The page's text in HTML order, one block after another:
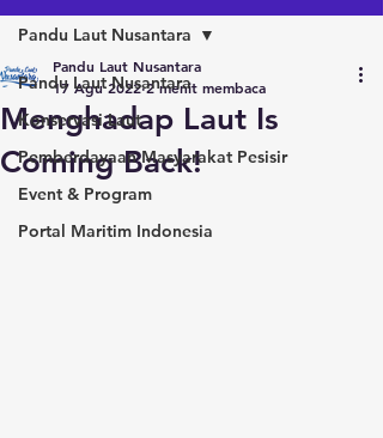
Pandu Laut Nusantara
Konservasi Laut
Pemberdayaan Masyarakat Pesisir
Event & Program
Portal Maritim Indonesia
Pandu Laut Nusantara
Menghadap Laut Is
Coming Back!
Pandu Laut Nusantara
17 Agu 2022 2 menit membaca